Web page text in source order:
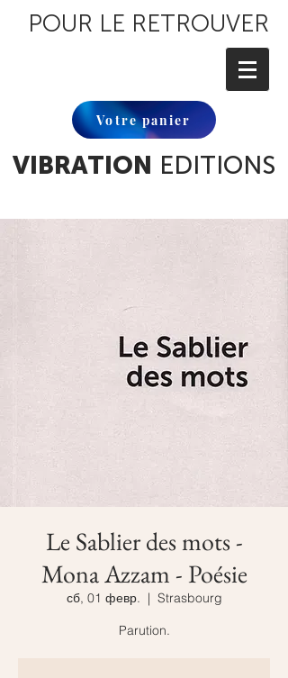
POUR LE RETROUVER
Votre panier
VIBRATION EDITIONS
Le Sablier des mots -
Mona Azzam - Poésie
сб, 01 февр.
  |
Strasbourg
Parution.